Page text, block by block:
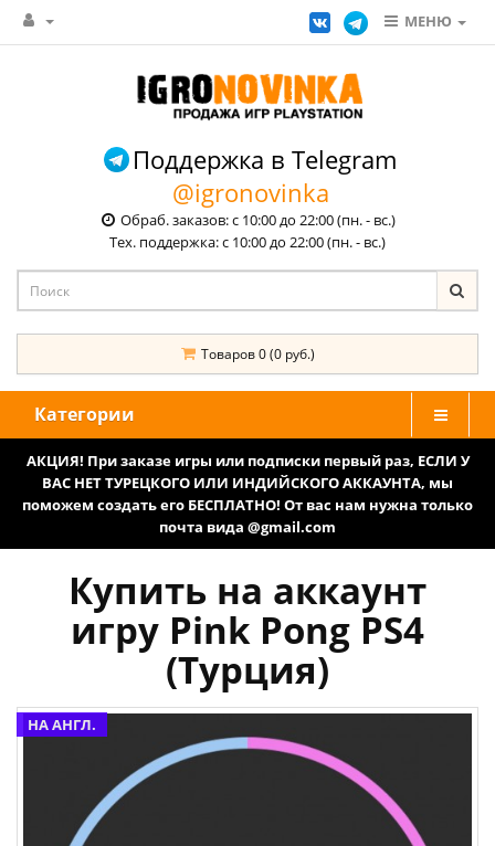
МЕНЮ
Поддержка в Telegram
@igronovinka
Обраб. заказов: с 10:00 до 22:00 (пн. - вс.)
Тех. поддержка: с 10:00 до 22:00 (пн. - вс.)
Товаров 0 (0 руб.)
Категории
АКЦИЯ! При заказе игры или подписки первый раз, ЕСЛИ У
ВАС НЕТ ТУРЕЦКОГО ИЛИ ИНДИЙСКОГО АККАУНТА, мы
поможем создать его БЕСПЛАТНО! От вас нам нужна только
почта вида @gmail.com
Купить на аккаунт
игру Pink Pong PS4
(Турция)
НА АНГЛ.